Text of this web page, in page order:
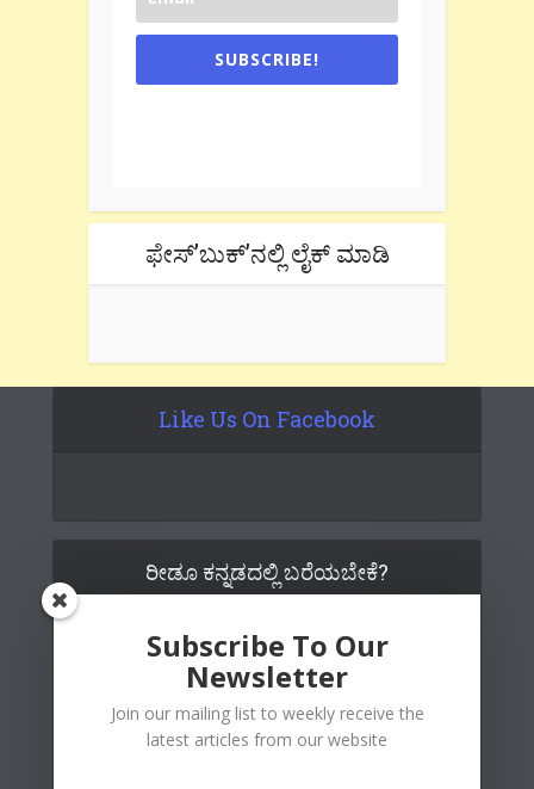
SUBSCRIBE!
ಫೇಸ್’ಬುಕ್’ನಲ್ಲಿ ಲೈಕ್ ಮಾಡಿ
Like Us On Facebook
ರೀಡೂ ಕನ್ನಡದಲ್ಲಿ ಬರೆಯಬೇಕೆ?
Subscribe To Our
Newsletter
Join our mailing list to weekly receive the
latest articles from our website